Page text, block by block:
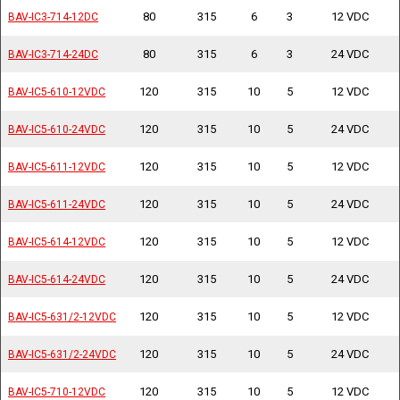
BAV-IC3-714-12DC 80 315 6 3 12 VDC
BAV-IC3-714-24DC 80 315 6 3 24 VDC
BAV-IC5-610-12VDC 120 315 10 5 12 VDC
BAV-IC5-610-24VDC 120 315 10 5 24 VDC
BAV-IC5-611-12VDC 120 315 10 5 12 VDC
BAV-IC5-611-24VDC 120 315 10 5 24 VDC
BAV-IC5-614-12VDC 120 315 10 5 12 VDC
BAV-IC5-614-24VDC 120 315 10 5 24 VDC
BAV-IC5-631/2-12VDC 120 315 10 5 12 VDC
BAV-IC5-631/2-24VDC 120 315 10 5 24 VDC
BAV-IC5-710-12VDC 120 315 10 5 12 VDC
BAV-IC3-714-12DC
BAV-IC3-714-24DC
BAV-IC5-610-12VDC
BAV-IC5-610-24VDC
BAV-IC5-611-12VDC
BAV-IC5-611-24VDC
BAV-IC5-614-12VDC
BAV-IC5-614-24VDC
BAV-IC5-631/2-12VDC
BAV-IC5-631/2-24VDC
BAV-IC5-710-12VDC